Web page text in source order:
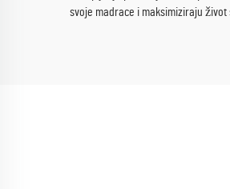
svoje madrace i maksimiziraju